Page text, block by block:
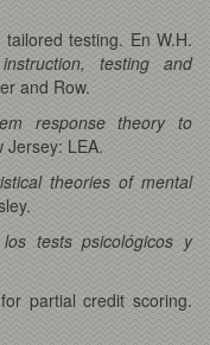
testing. En W.H.
testing and
and Row.
response theory to
Jersey: LEA.
theories of mental
tests psicológicos y
partial credit scoring.